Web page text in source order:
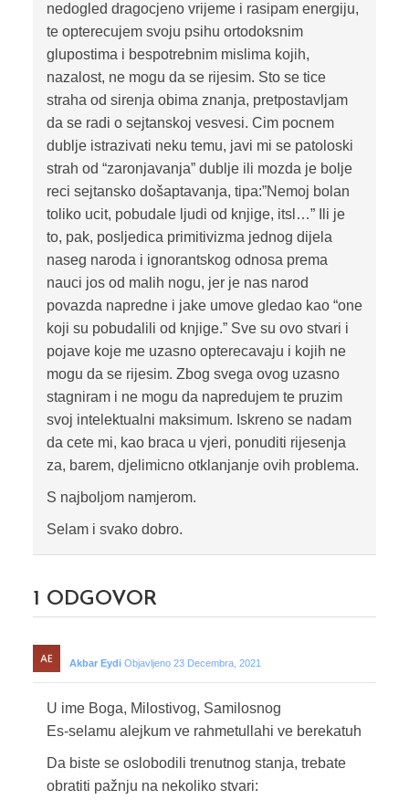
nedogled dragocjeno vrijeme i rasipam energiju,
te opterecujem svoju psihu ortodoksnim
glupostima i bespotrebnim mislima kojih,
nazalost, ne mogu da se rijesim. Sto se tice
straha od sirenja obima znanja, pretpostavljam
da se radi o sejtanskoj vesvesi. Cim pocnem
dublje istrazivati neku temu, javi mi se patoloski
strah od “zaronjavanja” dublje ili mozda je bolje
reci sejtansko došaptavanja, tipa:”Nemoj bolan
toliko ucit, pobudale ljudi od knjige, itsl…” Ili je
to, pak, posljedica primitivizma jednog dijela
naseg naroda i ignorantskog odnosa prema
nauci jos od malih nogu, jer je nas narod
povazda napredne i jake umove gledao kao “one
koji su pobudalili od knjige.” Sve su ovo stvari i
pojave koje me uzasno opterecavaju i kojih ne
mogu da se rijesim. Zbog svega ovog uzasno
stagniram i ne mogu da napredujem te pruzim
svoj intelektualni maksimum. Iskreno se nadam
da cete mi, kao braca u vjeri, ponuditi rijesenja
za, barem, djelimicno otklanjanje ovih problema.
S najboljom namjerom.
Selam i svako dobro.
1 ODGOVOR
Akbar Eydi Objavljeno 23 Decembra, 2021
U ime Boga, Milostivog, Samilosnog
Es-selamu alejkum ve rahmetullahi ve berekatuh
Da biste se oslobodili trenutnog stanja, trebate
obratiti pažnju na nekoliko stvari: